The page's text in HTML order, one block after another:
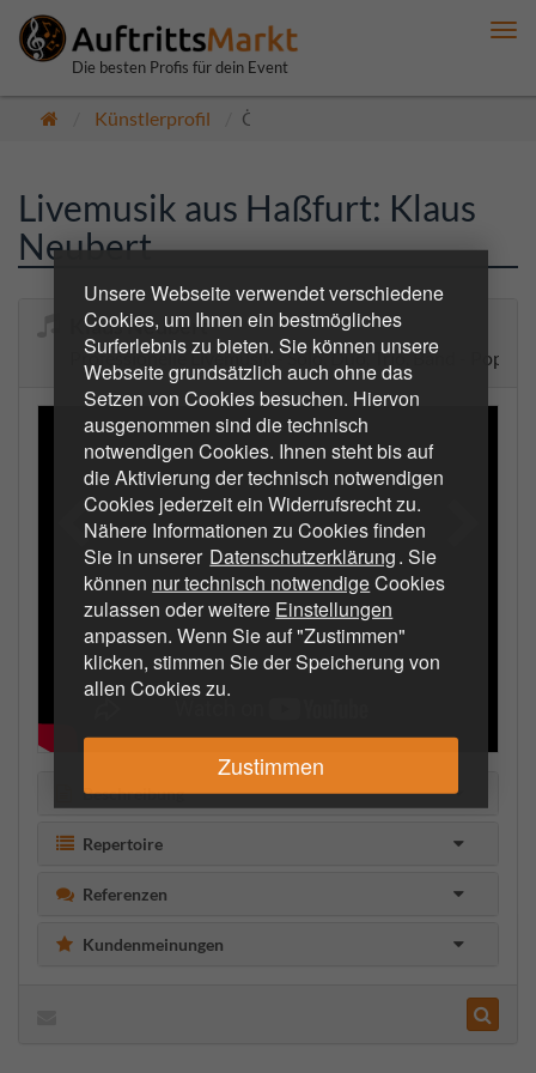
Unsere Webseite verwendet verschiedene
Cookies, um Ihnen ein bestmögliches
Surferlebnis zu bieten. Sie können unsere
Webseite grundsätzlich auch ohne das
Setzen von Cookies besuchen. Hiervon
ausgenommen sind die technisch
notwendigen Cookies. Ihnen steht bis auf
die Aktivierung der technisch notwendigen
Cookies jederzeit ein Widerrufsrecht zu.
Nähere Informationen zu Cookies finden
Sie in unserer Datenschutzerklärung. Sie
können nur technisch notwendigeCookies
zulassen oder weitere Einstellungen
anpassen. Wenn Sie auf "Zustimmen"
klicken, stimmen Sie der Speicherung von
allen Cookies zu.
Zustimmen
Die besten Profis für dein Event
Künstlerprofil Öffentlich
Livemusik aus Haßfurt: Klaus
Neubert
Klaus Neubert
Professionelle Livemusik - Solo, Duo, Trio, Band - Pop ,
Beschreibung
Repertoire
Referenzen
Kundenmeinungen